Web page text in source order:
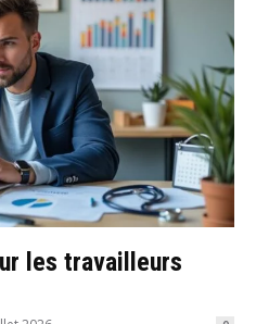
les travailleurs